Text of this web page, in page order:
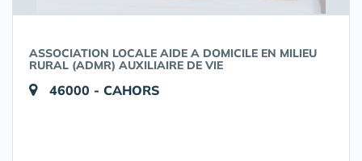
ASSOCIATION LOCALE AIDE A DOMICILE EN MILIEU
RURAL (ADMR) AUXILIAIRE DE VIE
46000 - CAHORS